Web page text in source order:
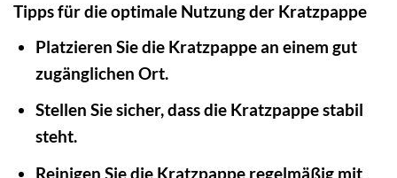
Tipps für die optimale Nutzung der Kratzpappe
Platzieren Sie die Kratzpappe an einem gut
zugänglichen Ort.
Stellen Sie sicher, dass die Kratzpappe stabil
steht.
Reinigen Sie die Kratzpappe regelmäßig mit